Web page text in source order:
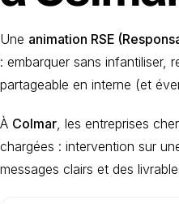
Une animation RSE
: embarquer sans infantiliser,
partageable en interne (et
À Colmar, les entreprises
chargées : intervention sur
messages clairs et des